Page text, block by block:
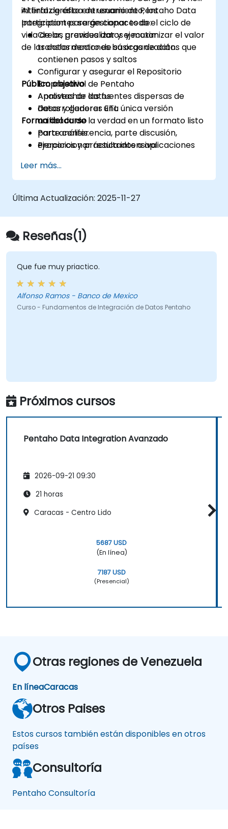
interfaz gráfica de usuario de Pentaho Data
Integration para gestionar todo el ciclo de
vida de los grandes datos y maximizar el valor
de los datos dentro de su organización.
Al final de este entrenamiento, los
participantes serán capaces de:
Crear, previsualizar y ejecutar
transformaciones básicas de datos que
contienen pasos y saltos
Configurar y asegurar el Repositorio
Empresarial de Pentaho
Aprovechar las fuentes dispersas de
datos y generar una única versión
unificada de la verdad en un formato listo
para análisis.
Proporcionar resultados a aplicaciones
procesamiento
Público objetivo
Analistas de datos
Desarrolladores ETL
Forma del curso
Parte conferencia, parte discusión,
ejercicios y práctica intensiva
Leer más...
Última Actualización: 2025-11-27
Reseñas(1)
Que fue muy priactico.
Alfonso Ramos - Banco de Mexico
Curso - Fundamentos de Integración de Datos Pentaho
Próximos cursos
Pentaho Data Integration Avanzado
2026-09-21 09:30
21 horas
Caracas - Centro Lido
5687 USD
(En línea)
7187 USD
(Presencial)
Otras regiones de Venezuela
En líneaCaracas
Otros Paises
Estos cursos también están disponibles en otros
países
Consultoría
Pentaho Consultoría